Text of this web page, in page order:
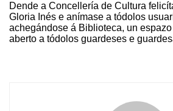
Dende a Concellería de Cultura
Gloria Inés e anímase a tódolos
achegándose á Biblioteca, un
aberto a tódolos guardeses e